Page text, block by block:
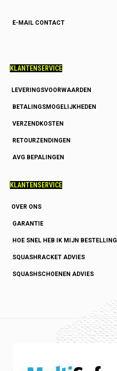
E-MAIL CONTACT
KLANTENSERVICE
LEVERINGSVOORWAARDEN
BETALINGSMOGELIJKHEDEN
VERZENDKOSTEN
RETOURZENDINGEN
AVG BEPALINGEN
KLANTENSERVICE
OVER ONS
GARANTIE
HOE SNEL HEB IK MIJN BESTELLING
SQUASHRACKET ADVIES
SQUASHSCHOENEN ADVIES